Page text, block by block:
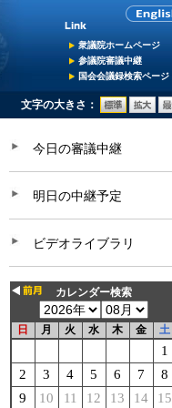
衆議院ホームページ
参議院審議中継
国会会議録検索ページ
文字の大きさ：
今日の審議中継
明日の中継予定
ビデオライブラリ
カレンダー検索
日 月 火 水 木 金 土
1
2
3 4 5 6 7
8
9
10 11 12 13 14
15